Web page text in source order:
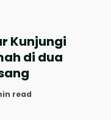
Kunjungi
di dua
read